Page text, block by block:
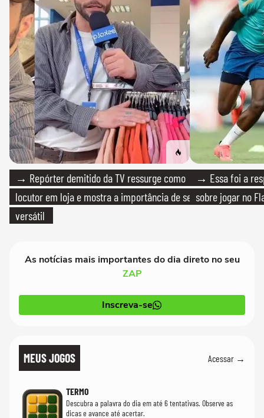
→ Repórter demitido da TV ressurge como
locutor em loja e mostra a importância de ser
versátil
→ Essa foi a
sobre jogar no
As notícias mais importantes do dia direto no seu
ZAP
Inscreva-se
MEUS JOGOS Acessar →
TERMO
Descubra a palavra do dia em até 6 tentativas. Observe as
dicas e avance até acertar.